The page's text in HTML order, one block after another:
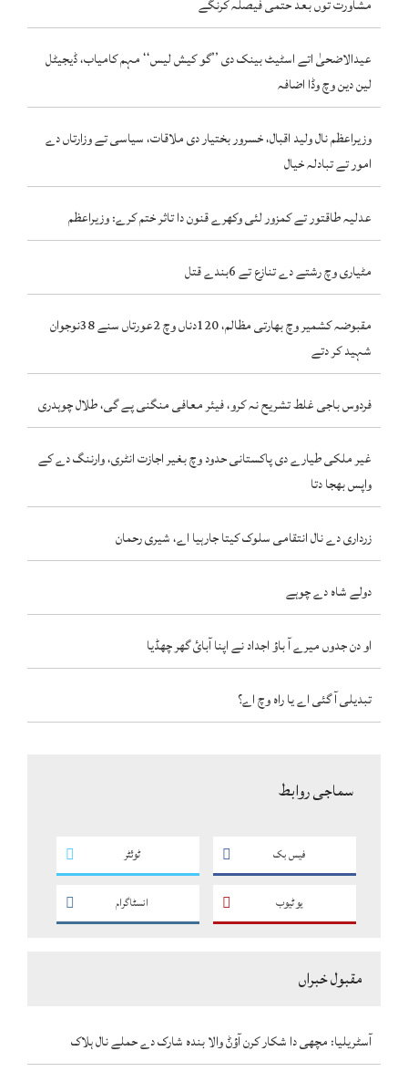
مشاورت توں بعد حتمی فیصلہ کرنگے
عیدالاضحیٰ اتے اسٹیٹ بینک دی ’’گو کیش لیس‘‘ مہم کامیاب، ڈیجیٹل
لین دین وچ وڈا اضافہ
وزیراعظم نال ولید اقبال، خسرور بختیار دی ملاقات، سیاسی تے وزارتاں دے
امور تے تبادلہ خیال
عدلیہ طاقتور تے کمزور لئی وکھرے قنون دا تاثر ختم کرے: وزیراعظم
مٹیاری وچ رشتے دے تنازع تے 6بندے قتل
مقبوضہ کشمیر وچ بھارتی مظالم، 120دناں وچ 2عورتاں سنے 38نوجوان
شہید کر دتے
فردوس باجی غلط تشریح نہ کرو، فیئر معافی منگنی پے گی، طلال چوہدری
غیر ملکی طیارے دی پاکستانی حدود وچ بغیر اجازت انٹری، وارننگ دے کے
واپس بھجا دتا
زرداری دے نال انتقامی سلوک کیتا جارہیا اے، شیری رحمان
دولے شاہ دے چوہے
او دن جدوں میرے آ باؤ اجداد نے اپنا آبائ گھر چھڈیا
تبدیلی آ گئی اے یا راہ وچ اے؟
سماجی روابط
فیس بک ٹوئٹر
یو ٹیوب انسٹاگرام
مقبول خبراں
آسٹریلیا: مچھی دا شکار کرن آؤݨ والا بندہ شارک دے حملے نال ہلاک